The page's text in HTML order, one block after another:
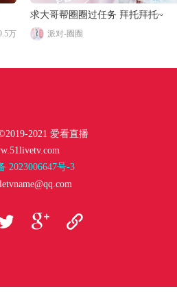
万
求大哥帮圈圈过任务 拜托拜托~
派对-圈圈
2021 爱看直播
2023006647号-3